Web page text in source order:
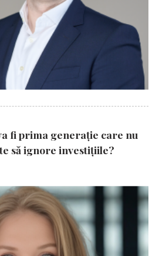
fi prima generație care nu
să ignore investițiile?